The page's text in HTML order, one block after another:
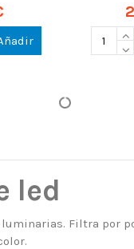
led
luminarias. Filtra por